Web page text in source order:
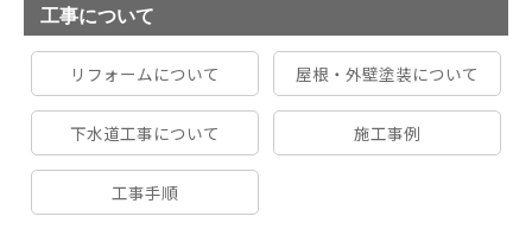
工事について
リフォームについて 屋根・外壁塗装について
下水道工事について 施工事例
工事手順